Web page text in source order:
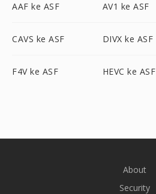
AAF ke ASF AV1 ke ASF
CAVS ke ASF DIVX ke ASF
F4V ke ASF HEVC ke ASF
About
Security